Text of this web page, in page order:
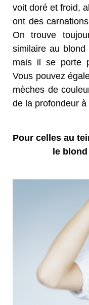
voit doré et froid,
ont des
On trouve
similaire au
mais il se porte
Vous pouvez
mèches de
de la profondeur
Pour celles au
le